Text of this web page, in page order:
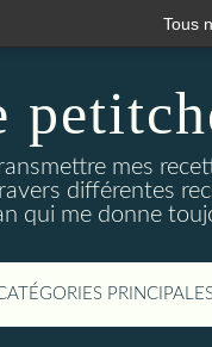
Tous
mes
différentes
qui me donne